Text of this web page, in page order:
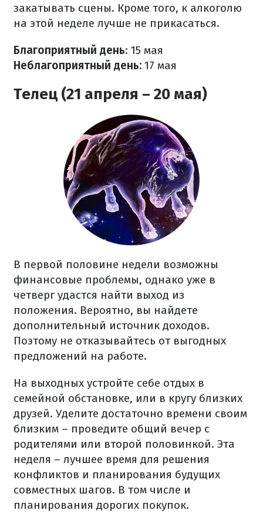
закатывать сцены. Кроме того, к алкоголю
на этой неделе лучше не прикасаться.
Благоприятный день: 15 мая
Неблагоприятный день: 17 мая
Телец (21 апреля – 20 мая)
В первой половине недели возможны
финансовые проблемы, однако уже в
четверг удастся найти выход из
положения. Вероятно, вы найдете
дополнительный источник доходов.
Поэтому не отказывайтесь от выгодных
предложений на работе.
На выходных устройте себе отдых в
семейной обстановке, или в кругу близких
друзей. Уделите достаточно времени своим
близким – проведите общий вечер с
родителями или второй половинкой. Эта
неделя – лучшее время для решения
конфликтов и планирования будущих
совместных шагов. В том числе и
планирования дорогих покупок.